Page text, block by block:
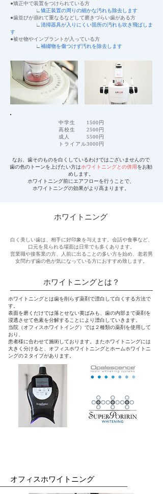
●矯正中で装置をつけられている方
∟ 矯正装置の周りの細かな汚れも除去します
●歯並びが崩れて重なるなどして磨きづらい歯がある方
∟ 清掃器具が入りにくい箇所の汚れも吹き飛ばしま
す
​●被せ物やインプラントが入っている方
∟ 補綴物を傷つけず汚れを除去します
中学生 1500円
高校生 2500円
成人 5500円
​トライアル3000円
なお、歯そのものを白くしているわけではございませんので
歯の色のトーンを上げたい方はホワイトニングとの併用をお勧
めします。
ホワイトニング前にエアフローを行うことで、
ホワイトニングの効果がより高まります。
ホワイトニング
白く美しい歯は、相手に好印象を与えます。会話や食事など、
口元を見られる場面は日常でも多くあります。
営業職や接客業の方、人前に出ることの多い方を始め、老若男
女問わず歯の色が気になっている方におすすめ致します。
​ホワイトニングとは？
ホワイトニングとは歯を削らず薬剤で漂白して白くする方法で
す。
表面を磨くだけでは落とせない黄ばみも、歯の内部まで薬剤を
浸透させて色素を分解することにより漂白していきます。
当院（オフィスホワイトイング）では２種類の薬剤を使用して
おり、
患者様に合わせて施術しております。またホワイトニングには
大きく分けると、オフィスホワイトニングとホームホワイトニ
ングの２タイプがあります。
​オフィスホワイトニング